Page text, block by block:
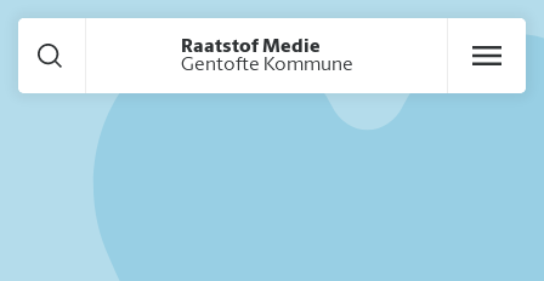
Raatstof Medie
Gentofte Kommune